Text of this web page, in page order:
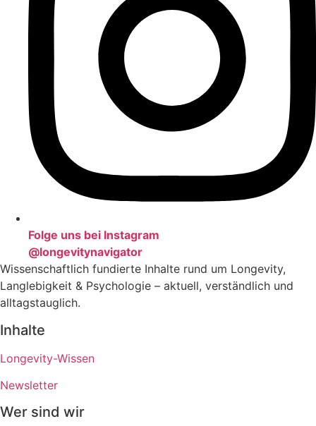
Folge uns bei Instagram
@longevitynavigator
Wissenschaftlich fundierte Inhalte rund um Longevity,
Langlebigkeit & Psychologie – aktuell, verständlich und
alltagstauglich.
Inhalte
Longevity-Wissen
Newsletter
Wer sind wir